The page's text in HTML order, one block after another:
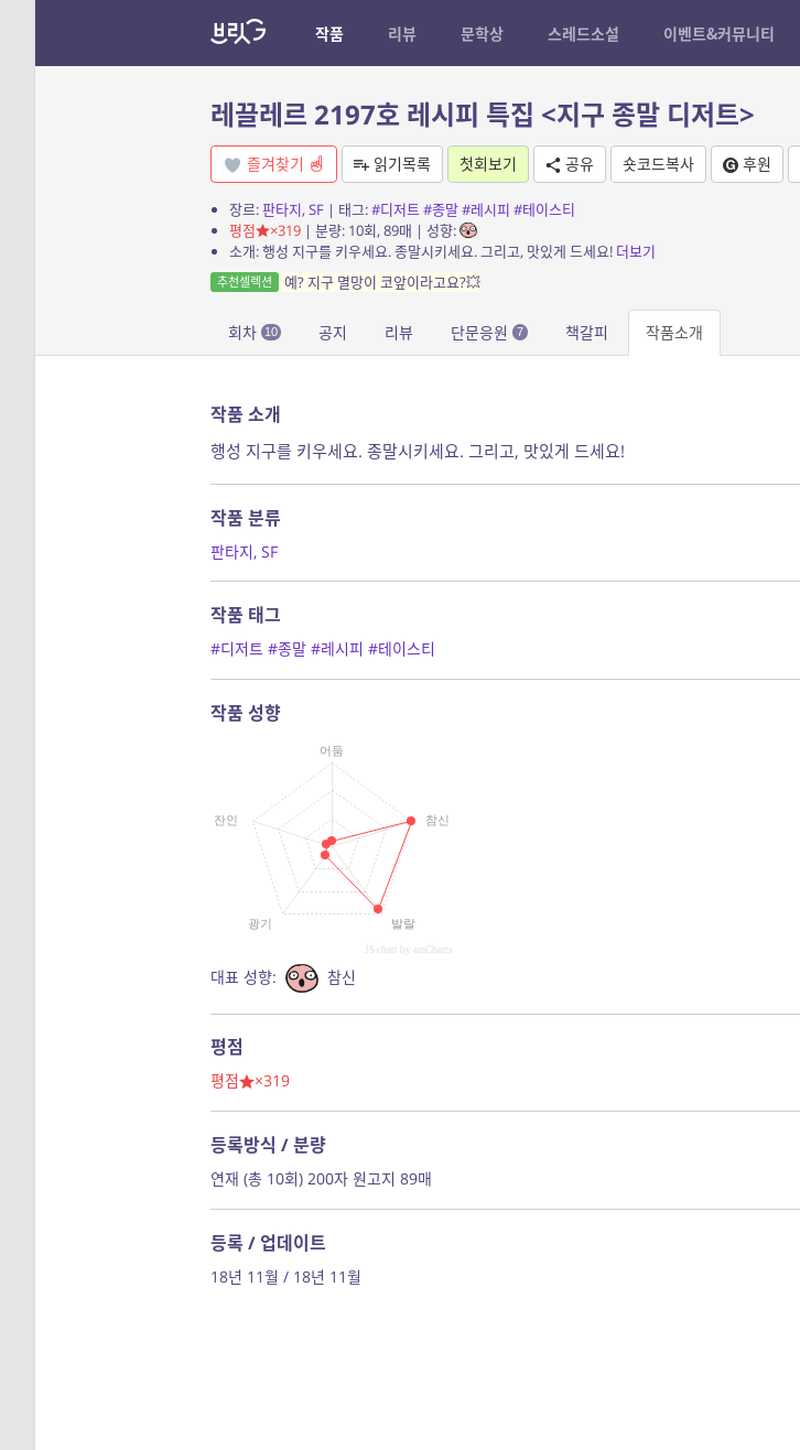
작품 리뷰 문학상 스레드소설 이벤트&커뮤니티
레끌레르 2197호 레시피 특집 <지구 종말 디저트>
즐겨찾기 읽기목록 첫회보기 공유 숏코드복사 후원
장르:판타지, SF| 태그:#디저트#종말#레시피 #테이스티
평점
×319| 분량: 10회, 89매 | 성향:
소개: 행성 지구를 키우세요. 종말시키세요. 그리고, 맛있게 드세요! 더보기
추천셀렉션 예? 지구 멸망이 코앞이라고요?💥
회차 10 공지 리뷰 단문응원 7 책갈피 작품소개
작품 소개
행성 지구를 키우세요. 종말시키세요. 그리고, 맛있게 드세요!
작품 분류
판타지, SF
작품 태그
#디저트 #종말 #레시피 #테이스티
작품 성향
어둠
참신
발랄
광기
잔인
JS chart by amCharts
대표 성향: 참신
평점
평점 ×319
등록방식 / 분량
연재 (총 10회) 200자 원고지 89매
등록 / 업데이트
18년 11월 / 18년 11월